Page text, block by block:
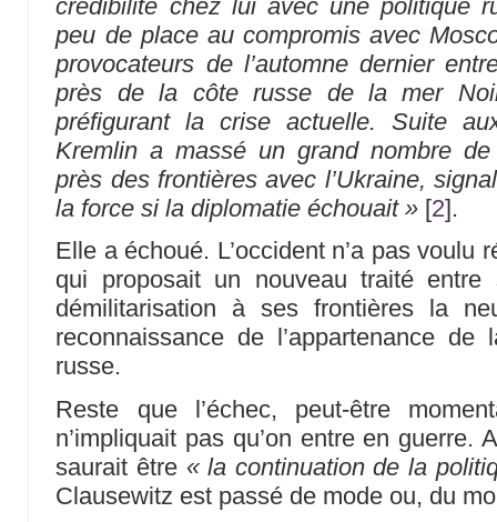
crédibilité chez lui avec une politique
peu de place au compromis avec
provocateurs de l’automne dernier
près de la côte russe de la mer
préfigurant la crise actuelle. Suite
Kremlin a massé un grand nombre de
près des frontières avec l’Ukraine,
la force si la diplomatie échouait » [2].
Elle a échoué. L’occident n’a pas voulu
qui proposait un nouveau traité entre
démilitarisation à ses frontières la
reconnaissance de l’appartenance
russe.
Reste que l’échec, peut-être
n’impliquait pas qu’on entre en guerre.
saurait être « la continuation de la
Clausewitz est passé de mode ou, du